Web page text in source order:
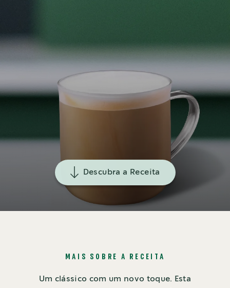
Descubra a Receita
MAIS SOBRE A RECEITA
Um clássico com um novo toque. Esta